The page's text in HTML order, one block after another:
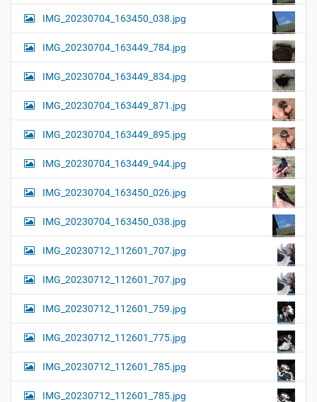
IMG_20230704_163450_038.jpg
IMG_20230704_163449_784.jpg
IMG_20230704_163449_834.jpg
IMG_20230704_163449_871.jpg
IMG_20230704_163449_895.jpg
IMG_20230704_163449_944.jpg
IMG_20230704_163450_026.jpg
IMG_20230704_163450_038.jpg
IMG_20230712_112601_707.jpg
IMG_20230712_112601_707.jpg
IMG_20230712_112601_759.jpg
IMG_20230712_112601_775.jpg
IMG_20230712_112601_785.jpg
IMG_20230712_112601_785.jpg